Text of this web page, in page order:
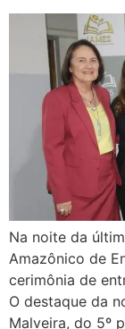
Na noite da
Amazônico de
cerimônia de
O destaque da
Malveira, do 5º